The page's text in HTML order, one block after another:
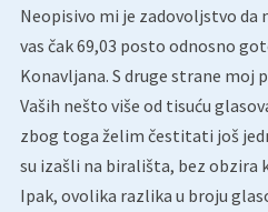
Neopisivo mi je zadovoljstvo
vas čak 69,03 posto odnosno
Konavljana. S druge strane moj
Vaših nešto više od tisuću
zbog toga želim čestitati još
su izašli na birališta, bez obzira
Ipak, ovolika razlika u broju